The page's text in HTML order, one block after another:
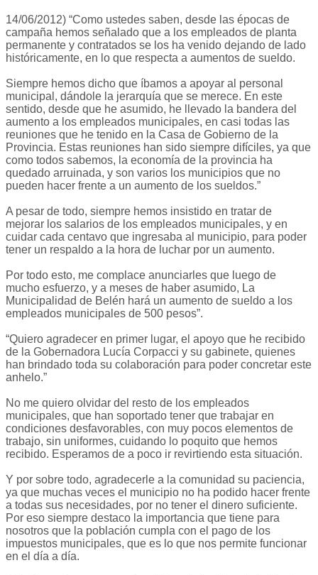
14/06/2012) “Como ustedes saben, desde las épocas de
campaña hemos señalado que a los empleados de planta
permanente y contratados se los ha venido dejando de lado
históricamente, en lo que respecta a aumentos de sueldo.
Siempre hemos dicho que íbamos a apoyar al personal
municipal, dándole la jerarquía que se merece. En este
sentido, desde que he asumido, he llevado la bandera del
aumento a los empleados municipales, en casi todas las
reuniones que he tenido en la Casa de Gobierno de la
Provincia. Estas reuniones han sido siempre difíciles, ya que
como todos sabemos, la economía de la provincia ha
quedado arruinada, y son varios los municipios que no
pueden hacer frente a un aumento de los sueldos.”
A pesar de todo, siempre hemos insistido en tratar de
mejorar los salarios de los empleados municipales, y en
cuidar cada centavo que ingresaba al municipio, para poder
tener un respaldo a la hora de luchar por un aumento.
Por todo esto, me complace anunciarles que luego de
mucho esfuerzo, y a meses de haber asumido, La
Municipalidad de Belén hará un aumento de sueldo a los
empleados municipales de 500 pesos”.
“Quiero agradecer en primer lugar, el apoyo que he recibido
de la Gobernadora Lucía Corpacci y su gabinete, quienes
han brindado toda su colaboración para poder concretar este
anhelo.”
No me quiero olvidar del resto de los empleados
municipales, que han soportado tener que trabajar en
condiciones desfavorables, con muy pocos elementos de
trabajo, sin uniformes, cuidando lo poquito que hemos
recibido. Esperamos de a poco ir revirtiendo esta situación.
Y por sobre todo, agradecerle a la comunidad su paciencia,
ya que muchas veces el municipio no ha podido hacer frente
a todas sus necesidades, por no tener el dinero suficiente.
Por eso siempre destaco la importancia que tiene para
nosotros que la población cumpla con el pago de los
impuestos municipales, que es lo que nos permite funcionar
en el día a día.